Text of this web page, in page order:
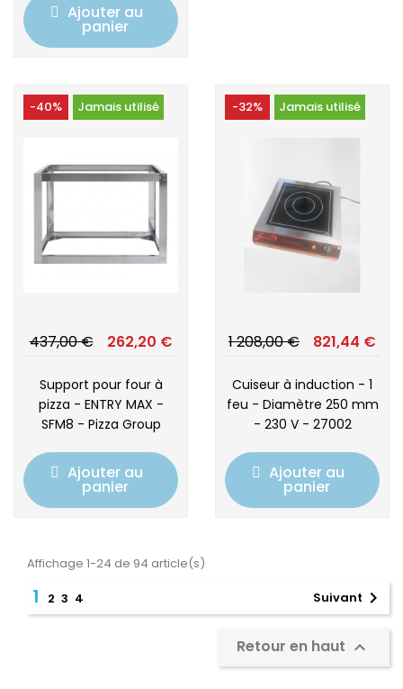
Ajouter au
panier
-40% Jamais utilisé
437,00 € 262,20 €
Support pour four à
pizza - ENTRY MAX -
SFM8 - Pizza Group
Ajouter au
panier
-32% Jamais utilisé
1 208,00 € 821,44 €
Cuiseur à induction - 1
feu - Diamètre 250 mm
- 230 V - 27002
Ajouter au
panier
Affichage 1-24 de 94 article(s)
1 2 3 4 Suivant 
Retour en haut 